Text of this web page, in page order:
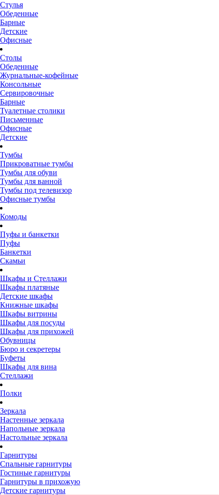
Стулья
Обеденные
Барные
Детские
Офисные
Столы
Обеденные
Журнальные-кофейные
Консольные
Сервировочные
Барные
Туалетные столики
Письменные
Офисные
Детские
Тумбы
Прикроватные тумбы
Тумбы для обуви
Тумбы для ванной
Тумбы под телевизор
Офисные тумбы
Комоды
Пуфы и банкетки
Пуфы
Банкетки
Скамьи
Шкафы и Стеллажи
Шкафы платяные
Детские шкафы
Книжные шкафы
Шкафы витрины
Шкафы для посуды
Шкафы для прихожей
Обувницы
Бюро и секретеры
Буфеты
Шкафы для вина
Стеллажи
Полки
Зеркала
Настенные зеркала
Напольные зеркала
Настольные зеркала
Гарнитуры
Спальные гарнитуры
Гостиные гарнитуры
Гарнитуры в прихожую
Детские гарнитуры